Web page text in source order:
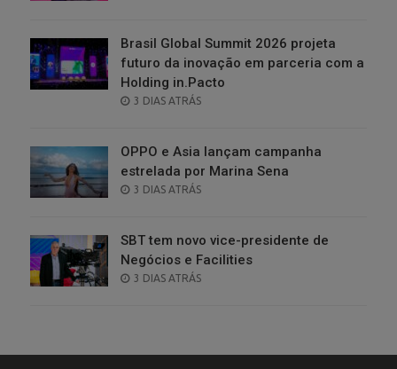
Brasil Global Summit 2026 projeta
futuro da inovação em parceria com a
Holding in.Pacto
POSTED
3 DIAS ATRÁS
OPPO e Asia lançam campanha
estrelada por Marina Sena
POSTED
3 DIAS ATRÁS
SBT tem novo vice-presidente de
Negócios e Facilities
POSTED
3 DIAS ATRÁS